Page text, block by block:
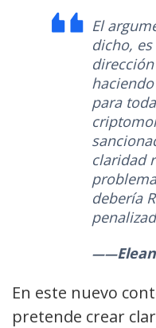
El
dicho,
dirección
para
claridad
debería
En este nuevo
pretende crear